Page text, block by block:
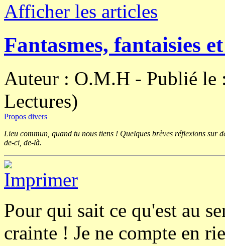
Afficher les articles
Fantasmes, fantaisies
Auteur : O.M.H - Publié le
Lectures)
Propos divers
Lieu commun, quand tu nous tiens ! Quelques brèves réflexions sur
de-ci, de-là.
Pour qui sait ce qu'est au
crainte ! Je ne compte en